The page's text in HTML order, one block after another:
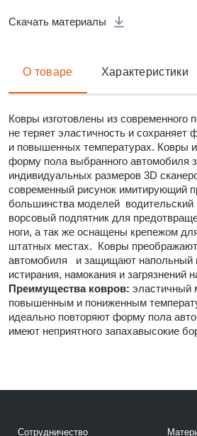
Скачать материалы
О товаре Характеристики
Ковры изготовлены из
не теряет эластичность и
и повышенных температурах. Ковры
форму пола выбранного автомобиля
индивидуальных размеров 3D
современный рисунок имитирующий
большинства моделей водительский
ворсовый подпятник для
ноги, а так же оснащены крепежом
штатных местах. Ковры
автомобиля и защищают напольный
истирания, намокания и загрязнений
Преимущества ковров: эластичный
повышенным и пониженным
идеально повторяют форму пола
имеют неприятного запахавысокие
Сотрудничество